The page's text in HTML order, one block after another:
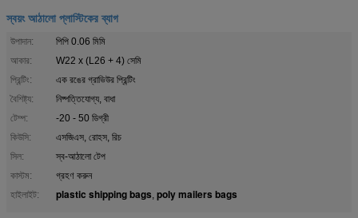
স্বয়ং আঠালো প্লাস্টিকের ব্যাগ
উপাদান:
পিপি 0.06 মিমি
আকার:
W22 x (L26 + 4) সেমি
প্রিন্টিং:
এক রঙের গ্রাভিউর প্রিন্টিং
বৈশিষ্ট্য:
নিষ্পত্তিযোগ্য, বাধা
টেম্প:
-20 - 50 ডিগ্রী
কিউসি:
এসজিএস, রোহস, রিচ
সিল:
স্ব-আঠালো টেপ
কাস্টম:
গ্রহণ করুন
হাইলাইট:
plastic shipping bags, poly mailers bags